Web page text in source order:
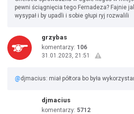
pewni ściągnięcia tego Fernadeza? Fajnie
wysypał i by upadli i sobie głupi ryj rozwalili
grzybas
komentarzy: 106
31.01.2023, 21:51
@djmacius: miał półtora bo była
djmacius
komentarzy: 5712